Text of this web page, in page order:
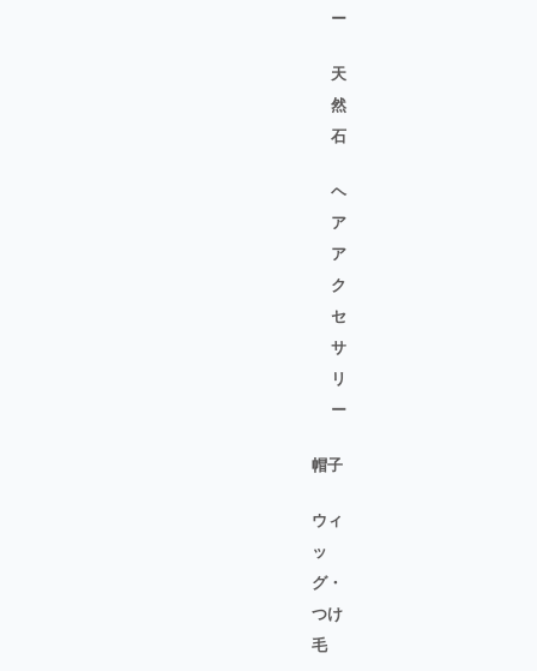
ー
天
然
石
ヘ
ア
ア
ク
セ
サ
リ
ー
帽子
ウィ
ッ
グ・
つけ
毛